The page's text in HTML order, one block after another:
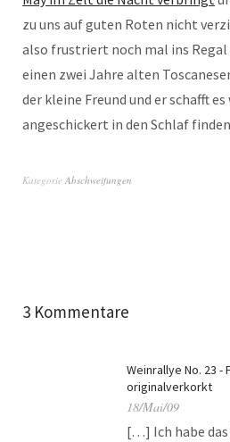
zu uns auf guten Roten nicht
also frustriert noch mal ins Regal
einen zwei Jahre alten
der kleine Freund und er schafft
angeschickert in den Schlaf
Kategorie Abschweifungen
3 Kommentare
Weinrallye No. 23 -
originalverkorkt
18/Mai/09
[…] Ich habe